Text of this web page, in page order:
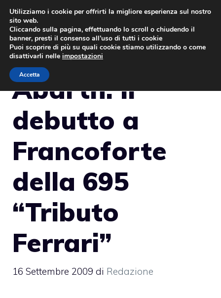
Vai
contenuto
Abarth: il
debutto a
Francoforte
della 695
“Tributo
Ferrari”
16 Settembre 2009 di Redazione
Utilizziamo i cookie per offrirti la migliore esperienza sul nostro
sito web.
Cliccando sulla pagina, effettuando lo scroll o chiudendo il
banner, presti il consenso all’uso di tutti i cookie
Puoi scoprire di più su quali cookie stiamo utilizzando o come
disattivarli nelle impostazioni
Accetta